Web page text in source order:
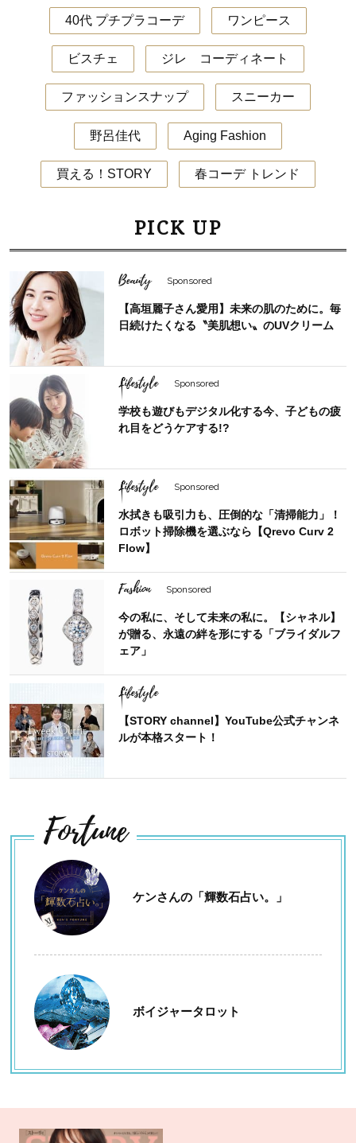
40代 プチプラコーデ ワンピース
ビスチェ ジレ コーディネート
ファッションスナップ スニーカー
野呂佳代 Aging Fashion
買える！STORY 春コーデ トレンド
PICK UP
Beauty Sponsored
【高垣麗子さん愛用】未来の肌のために。毎
日続けたくなる〝美肌想い〟のUVクリーム
Lifestyle Sponsored
学校も遊びもデジタル化する今、子どもの疲
れ目をどうケアする!?
Lifestyle Sponsored
水拭きも吸引力も、圧倒的な「清掃能力」！
ロボット掃除機を選ぶなら【Qrevo Curv 2
Flow】
Fashion Sponsored
今の私に、そして未来の私に。【シャネル】
が贈る、永遠の絆を形にする「ブライダルフ
ェア」
Lifestyle
【STORY channel】YouTube公式チャンネ
ルが本格スタート！
Fortune
ケンさんの「輝数石占い。」
ボイジャータロット